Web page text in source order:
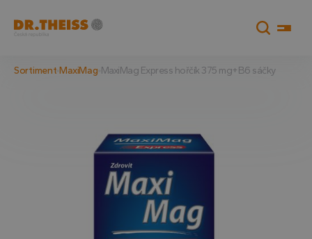
Sortiment MaxiMag MaxiMag Express hořčík 375 mg+B6 sáčky